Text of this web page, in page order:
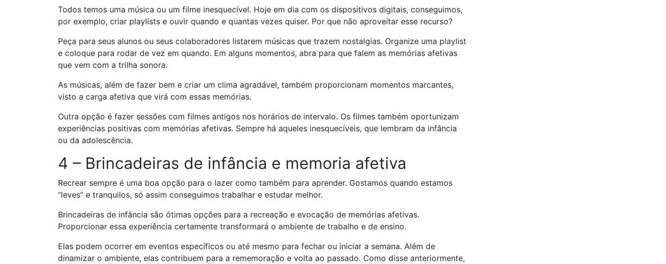
Todos temos uma música ou um filme inesquecível. Hoje em dia com os dispositivos digitais, conseguimos,
por exemplo, criar playlists e ouvir quando e quantas vezes quiser. Por que não aproveitar esse recurso?
Peça para seus alunos ou seus colaboradores listarem músicas que trazem nostalgias. Organize uma playlist
e coloque para rodar de vez em quando. Em alguns momentos, abra para que falem as memórias afetivas
que vem com a trilha sonora.
As músicas, além de fazer bem e criar um clima agradável, também proporcionam momentos marcantes,
visto a carga afetiva que virá com essas memórias.
Outra opção é fazer sessões com filmes antigos nos horários de intervalo. Os filmes também oportunizam
experiências positivas com memórias afetivas. Sempre há aqueles inesquecíveis, que lembram da infância
ou da adolescência.
4 – Brincadeiras de infância e memoria afetiva
Recrear sempre é uma boa opção para o lazer como também para aprender. Gostamos quando estamos
“leves” e tranquilos, só assim conseguimos trabalhar e estudar melhor.
Brincadeiras de infância são ótimas opções para a recreação e evocação de memórias afetivas.
Proporcionar essa experiência certamente transformará o ambiente de trabalho e de ensino.
Elas podem ocorrer em eventos específicos ou até mesmo para fechar ou iniciar a semana. Além de
dinamizar o ambiente, elas contribuem para a rememoração e volta ao passado. Como disse anteriormente,